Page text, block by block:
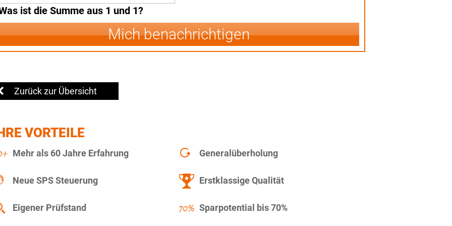
ist die Summe aus 1 und 1?
Mich benachrichtigen
Zurück zur Übersicht
VORTEILE
Mehr als 60 Jahre Erfahrung Generalüberholung
Neue SPS Steuerung Erstklassige Qualität
Eigener Prüfstand Sparpotential bis 70%